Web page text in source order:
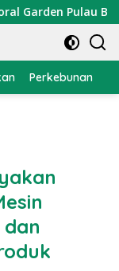
Pulau Barrang
Perkebunan